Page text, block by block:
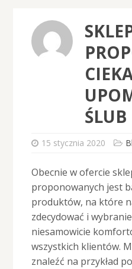
ŚLUB
15 stycznia 2020
Obecnie w ofercie
proponowanych jest
produktów, na które
zdecydować i
niesamowicie
wszystkich klientów.
znaleźć na przykład